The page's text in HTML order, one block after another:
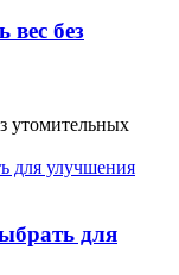
вес без
утомительных
для